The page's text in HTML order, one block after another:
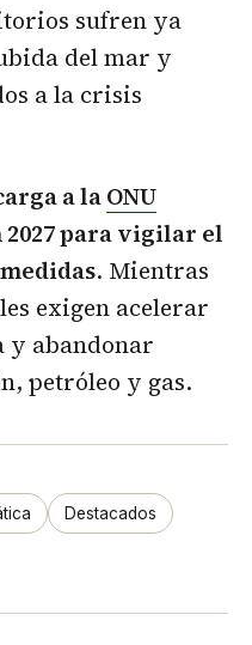
sufren ya
del mar y
a la crisis
a laONU
para vigilar el
. Mientras
exigen acelerar
y abandonar
petróleo y gas.
Destacados